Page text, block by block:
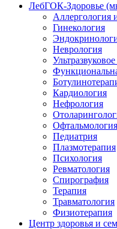
ЛебГОК-Здоровье
Аллергология
Гинекология
Неврология
Кардиология
Нефрология
Офтальмология
Педиатрия
Плазмотерапия
Психология
Ревматология
Спирография
Терапия
Травматология
Физиотерапия
Центр здоровья и